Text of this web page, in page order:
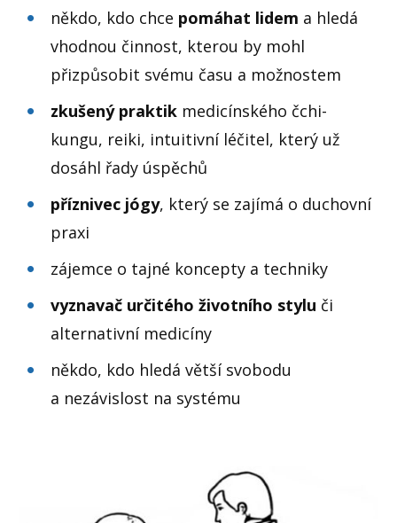
někdo, kdo chce pomáhat lidem a hledá
vhodnou činnost, kterou by mohl
přizpůsobit svému času a možnostem
zkušený praktik medicínského čchi-
kungu, reiki, intuitivní léčitel, který už
dosáhl řady úspěchů
příznivec jógy, který se zajímá o duchovní
praxi
zájemce o tajné koncepty a techniky
vyznavač určitého životního stylu či
alternativní medicíny
někdo, kdo hledá větší svobodu
a nezávislost na systému